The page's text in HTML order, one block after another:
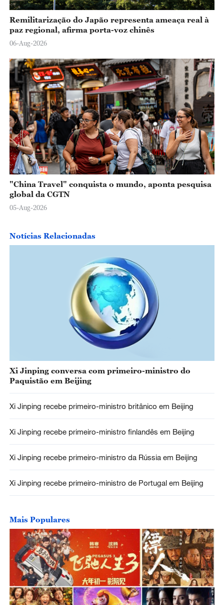
Remilitarização do Japão representa ameaça real à
paz regional, afirma porta-voz chinês
06-Aug-2026
"China Travel" conquista o mundo, aponta pesquisa
global da CGTN
05-Aug-2026
Notícias Relacionadas
Xi Jinping conversa com primeiro-ministro do
Paquistão em Beijing
Xi Jinping recebe primeiro-ministro britânico em Beijing
Xi Jinping recebe primeiro-ministro finlandês em Beijing
Xi Jinping recebe primeiro-ministro da Rússia em Beijing
Xi Jinping recebe primeiro-ministro de Portugal em Beijing
Mais Populares